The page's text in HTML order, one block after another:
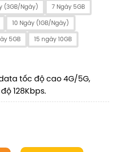
(3GB/Ngày) 7 Ngày 5GB
10 Ngày (1GB/Ngày)
5GB 15 ngày 10GB
tốc độ cao 4G/5G,
128Kbps.